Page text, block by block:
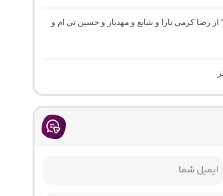
رضا کرمی تارا و شایع و مهدیار و حسین تی ام و